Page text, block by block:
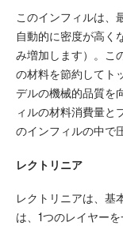
このインフィルは、
自動的に密度が高く
み増加します）。こ
の材料を節約してト
デルの機械的品質を
ィルの材料消費量と
のインフィルの中で
レクトリニア
レクトリニアは、基
は、1つのレイヤー